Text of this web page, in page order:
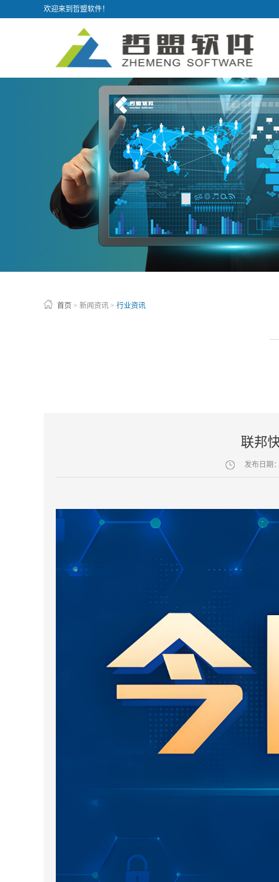
欢迎来到哲盟软件！
首页 > 新闻资讯 > 行业资讯
联邦
发布日期：